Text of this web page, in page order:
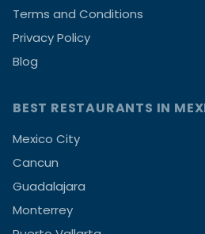
Terms and Conditions
Privacy Policy
Blog
BEST RESTAURANTS IN
Mexico City
Cancun
Guadalajara
Monterrey